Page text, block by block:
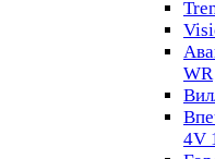
WR
4V